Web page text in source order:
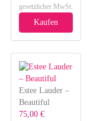
gesetzlicher MwSt.
Kaufen
Estee Lauder –
Beautiful
75,00 €